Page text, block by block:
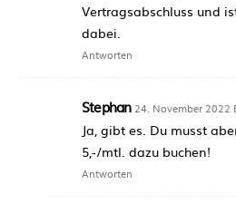
Vertragsabschluss und
dabei.
Antworten
Stephan 24. November 2022
Ja, gibt es. Du musst
5,-/mtl. dazu buchen!
Antworten